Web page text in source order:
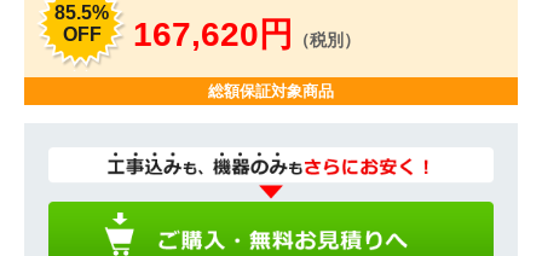
85.5%
OFF
167,620円 （税別）
総額保証対象商品